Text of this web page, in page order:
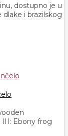
dostupno je u
i brazilskog
III: Ebony frog